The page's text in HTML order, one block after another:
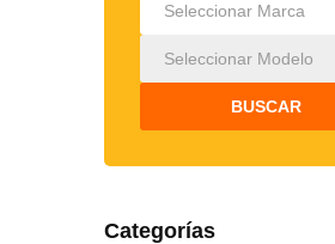
Seleccionar Marca
Seleccionar Modelo
BUSCAR
Categorías